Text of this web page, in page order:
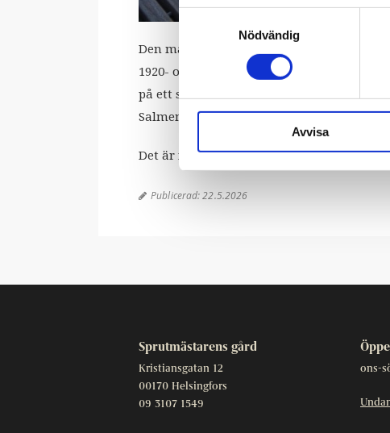
Samtyckesval
Nödvändig
Avvisa
Den mångårige bluesgitarristen
1920- och 30-talen. Salmenhaara har
på ett stort antal festivaler och klubbar i
Salmenhaara bott i Berlin och är nu på
Det är fritt tillträde till gårdskonserterna
 Publicerad:22.5.2026
Sprutmästarens gård
Kristiansgatan 12
00170 Helsingfors
09 3107 1549
ons-